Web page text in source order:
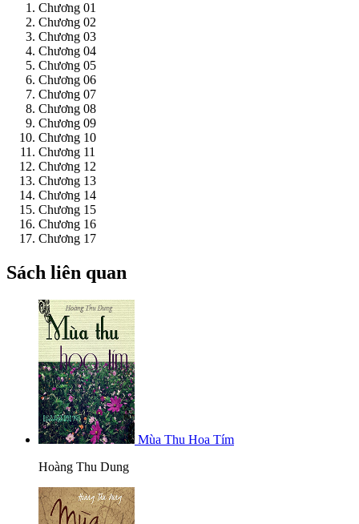
Chương 01
Chương 02
Chương 03
Chương 04
Chương 05
Chương 06
Chương 07
Chương 08
Chương 09
Chương 10
Chương 11
Chương 12
Chương 13
Chương 14
Chương 15
Chương 16
Chương 17
Sách liên quan
Mùa Thu Hoa Tím
Hoàng Thu Dung